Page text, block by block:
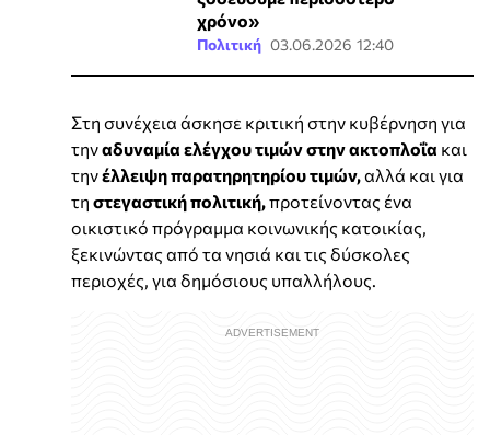
χρόνο»
Πολιτική 03.06.2026 12:40
Στη συνέχεια άσκησε κριτική στην κυβέρνηση για
τηναδυναμία ελέγχου τιμών στην ακτοπλοΐα και
τηνέλλειψη παρατηρητηρίου τιμών, αλλά και για
τη στεγαστική πολιτική, προτείνοντας ένα
οικιστικό πρόγραμμα κοινωνικής κατοικίας,
ξεκινώντας από τα νησιά και τις δύσκολες
περιοχές, για δημόσιους υπαλλήλους.